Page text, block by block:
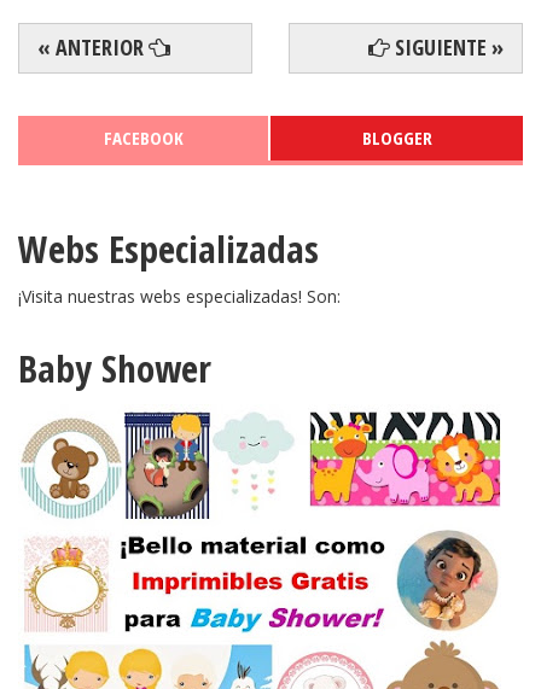
« ANTERIOR SIGUIENTE »
FACEBOOK BLOGGER
Webs Especializadas
¡Visita nuestras webs especializadas! Son:
Baby Shower